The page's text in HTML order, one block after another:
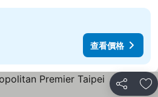
查看價格
分享 放